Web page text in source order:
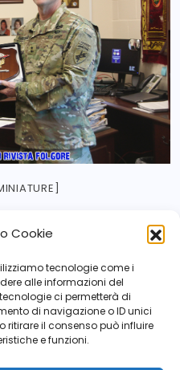
Cookie
tecnologie come i
alle informazioni del
ci permetterà di
di navigazione o ID unici
ritirare il consenso può influire
e funzioni.